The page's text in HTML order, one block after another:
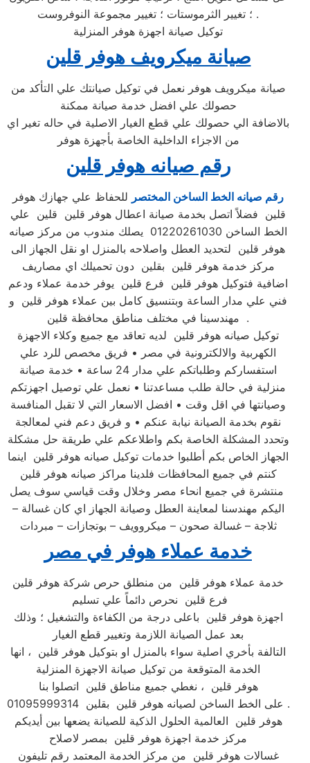
؛ تغيير الثرموستات ؛ تغيير مجموعة النوفروست .
توكيل صيانة اجهزة هوفر المنزلية
صيانة ميكرويف هوفر قلين
صيانة ميكرويف هوفر نعمل في توكيل صيانتك علي التأكد من
حصولك علي افضل خدمة صيانة ممكنة
بالاضافة الي حصولك علي قطع الغيار الاصلية في حاله تغير اي
من الاجزاء الداخلية الخاصة بأجهزة هوفر
رقم صيانه هوفر قلين
رقم صيانه الخط الساخن المختصر للحفاظ علي جهازك هوفر
قلين فضلاً اتصل بخدمة صيانة اعطال هوفر قلين قلين علي
الخط الساخن 01220261030 يصلك مندوب من مركز صيانه
هوفر قلين لتحديد العطل واصلاحه بالمنزل او نقل الجهاز الى
مركز خدمة هوفر قلين بقلين دون تحميلك اي مصاريف
اضافية فتوكيل هوفر قلين فرع قلين يوفر خدمة عملاء ودعم
فني علي مدار الساعة وبتنسيق كامل بين عملاء هوفر قلين و
مهندسينا في مختلف مناطق محافظة قلين .
توكيل صيانه هوفر قلين لديه تعاقد مع جميع وكلاء الاجهزة
الكهربية والالكترونية في مصر • فريق مخصص للرد علي
استفساركم وطلباتكم علي مدار 24 ساعة • خدمة صيانة
منزلية في حالة طلب مساعدتنا • نعمل علي توصيل اجهزتكم
وصيانتها في اقل وقت • افضل الاسعار التي لا تقبل المنافسة
نقوم بخدمة الصيانة نيابة عنكم • و فريق دعم فني لمعالجة
وتحدد المشكلة الخاصة بكم واطلاعكم علي طريقة حل مشكلة
الجهاز الخاص بكم أطلبوا خدمات توكيل صيانه هوفر قلين اينما
كنتم في جميع المحافظات فلدينا مراكز صيانه هوفر قلين
منتشرة في جميع انحاء مصر وخلال وقت قياسي سوف يصل
اليكم مهندسنا لمعاينة العطل وصيانة الجهاز اي كان غسالة –
ثلاجة – غسالة صحون – ميكروويف – بوتجازات – مبردات
خدمة عملاء هوفر في مصر
خدمة عملاء هوفر قلين من منطلق حرص شركة هوفر قلين
فرع قلين نحرص دائماً علي تسليم
اجهزة هوفر قلين باعلى درجة من الكفاءة والتشغيل ؛ وذلك
بعد عمل الصيانة اللازمة وتغيير قطع الغيار
التالفة بأخري اصلية سواء بالمنزل او بتوكيل هوفر قلين ، انها
الخدمة المتوقعة من توكيل صيانة الاجهزة المنزلية
هوفر قلين ، نغطي جميع مناطق قلين اتصلوا بنا
على الخط الساخن لصيانه هوفر قلين بقلين 01095999314 .
هوفر قلين العالمية الحلول الذكية للصيانة يضعها بين أيديكم
مركز خدمة اجهزة هوفر قلين بمصر لاصلاح
غسالات هوفر قلين من مركز الخدمة المعتمد رقم تليفون